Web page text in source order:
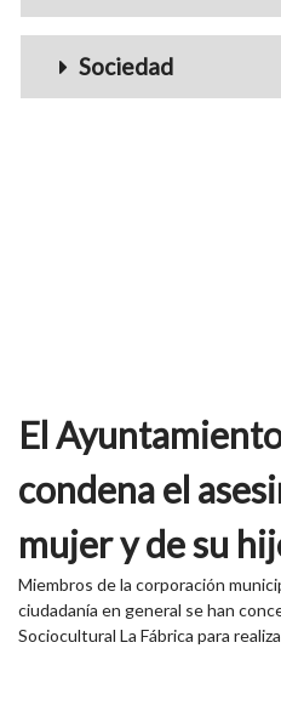
Sociedad
El
condena el
mujer y de su
Miembros de la corporación
ciudadanía en general se han
Sociocultural La Fábrica para